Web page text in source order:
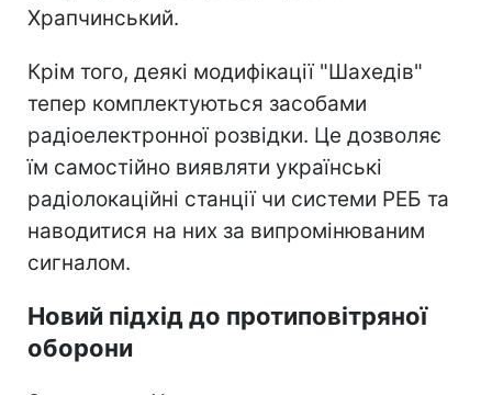
Храпчинський.
Крім того, деякі модифікації "Шахедів"
тепер комплектуються засобами
радіоелектронної розвідки. Це дозволяє
їм самостійно виявляти українські
радіолокаційні станції чи системи РЕБ та
наводитися на них за випромінюваним
сигналом.
Новий підхід до протиповітряної
оборони